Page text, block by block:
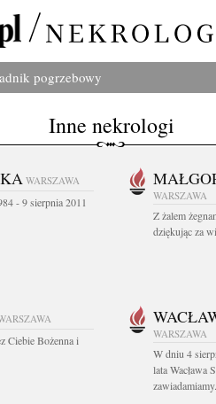
pogrzebowy
Inne nekrologi
WARSZAWA
- 9 sierpnia 2011
WARSZAWA
Z żalem
dziękując za
Ciebie Bożenna i
WARSZAWA
W dniu 4
lata Wacława